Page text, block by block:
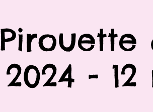
Pirouette
2024 -